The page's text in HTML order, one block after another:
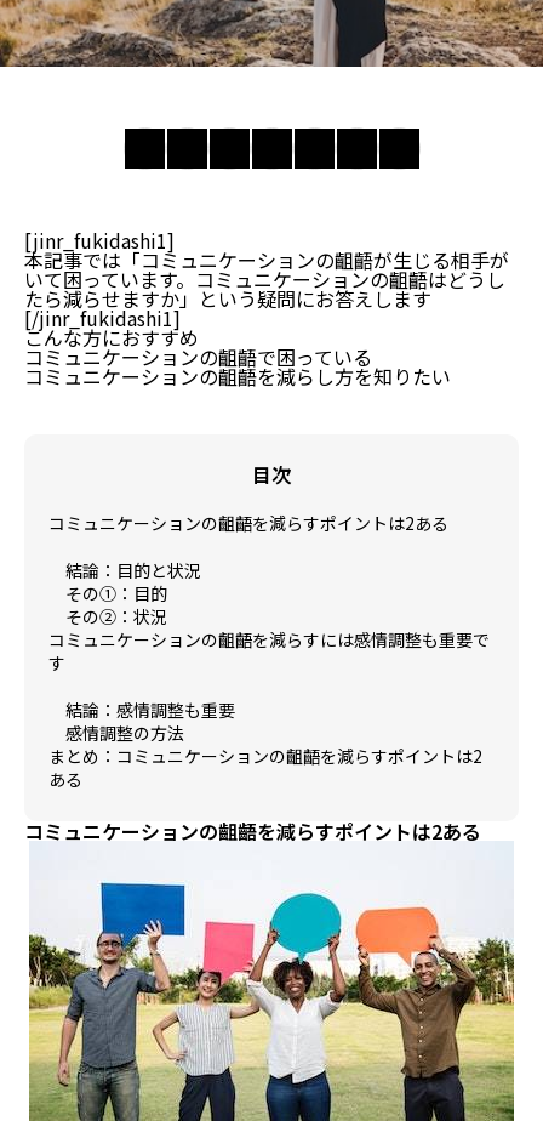
[jinr_fukidashi1]
本記事では「コミュニケーションの齟齬が生じる相手が
いて困っています。コミュニケーションの齟齬はどうし
たら減らせますか」という疑問にお答えします
[/jinr_fukidashi1]
こんな方におすすめ
コミュニケーションの齟齬で困っている
コミュニケーションの齟齬を減らし方を知りたい
目次
コミュニケーションの齟齬を減らすポイントは2ある
結論：目的と状況
その①：目的
その②：状況
コミュニケーションの齟齬を減らすには感情調整も重要で
す
結論：感情調整も重要
感情調整の方法
まとめ：コミュニケーションの齟齬を減らすポイントは2
ある
コミュニケーションの齟齬を減らすポイントは2ある